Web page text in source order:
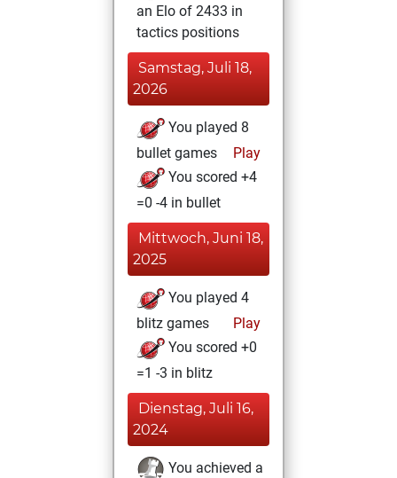
an Elo of 2433 in
tactics positions
Samstag, Juli 18,
2026
You played 8
bullet games
Play
You scored +4
=0 -4 in bullet
Mittwoch, Juni 18,
2025
You played 4
blitz games
Play
You scored +0
=1 -3 in blitz
Dienstag, Juli 16,
2024
You achieved a